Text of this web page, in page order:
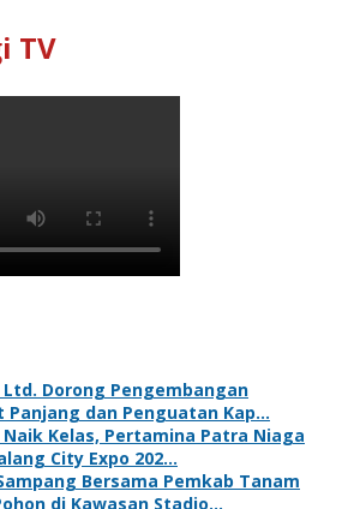
TV
Ltd. Dorong Pengembangan
Panjang dan Penguatan Kap…
Naik Kelas, Pertamina Patra Niaga
City Expo 202…
Bersama Pemkab Tanam
di Kawasan Stadio…